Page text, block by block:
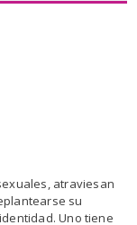
atraviesan
su
Uno tiene